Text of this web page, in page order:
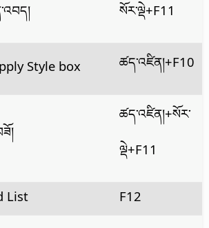
སོར་ལྡེ+F11
Style box ཚད་འཛིན།+F10
ཚད་འཛིན།+སོར་
ལྡེ+F11
List F12